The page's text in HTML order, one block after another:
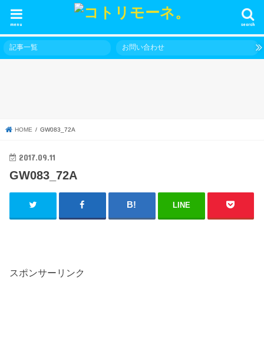
search
menu
記事一覧 お問い合わせ
HOME GW083_72A
2017.09.11
GW083_72A
LINE
スポンサーリンク